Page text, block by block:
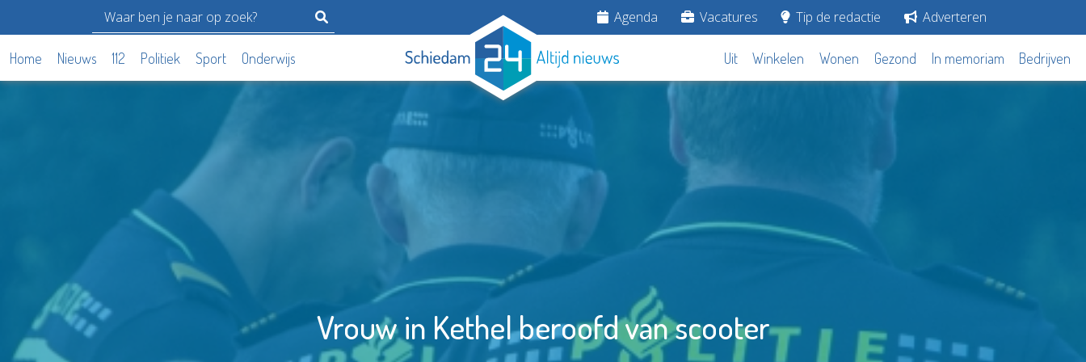
Agenda Vacatures Tip de redactie Adverteren
Home Nieuws 112 Politiek Sport Onderwijs Uit Winkelen Wonen Gezond In memoriam Bedrijven
Vrouw in Kethel beroofd van scooter